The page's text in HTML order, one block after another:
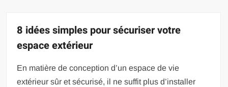
8 idées simples pour sécuriser votre
espace extérieur
En matière de conception d’un espace de vie
extérieur sûr et sécurisé, il ne suffit plus d’installer